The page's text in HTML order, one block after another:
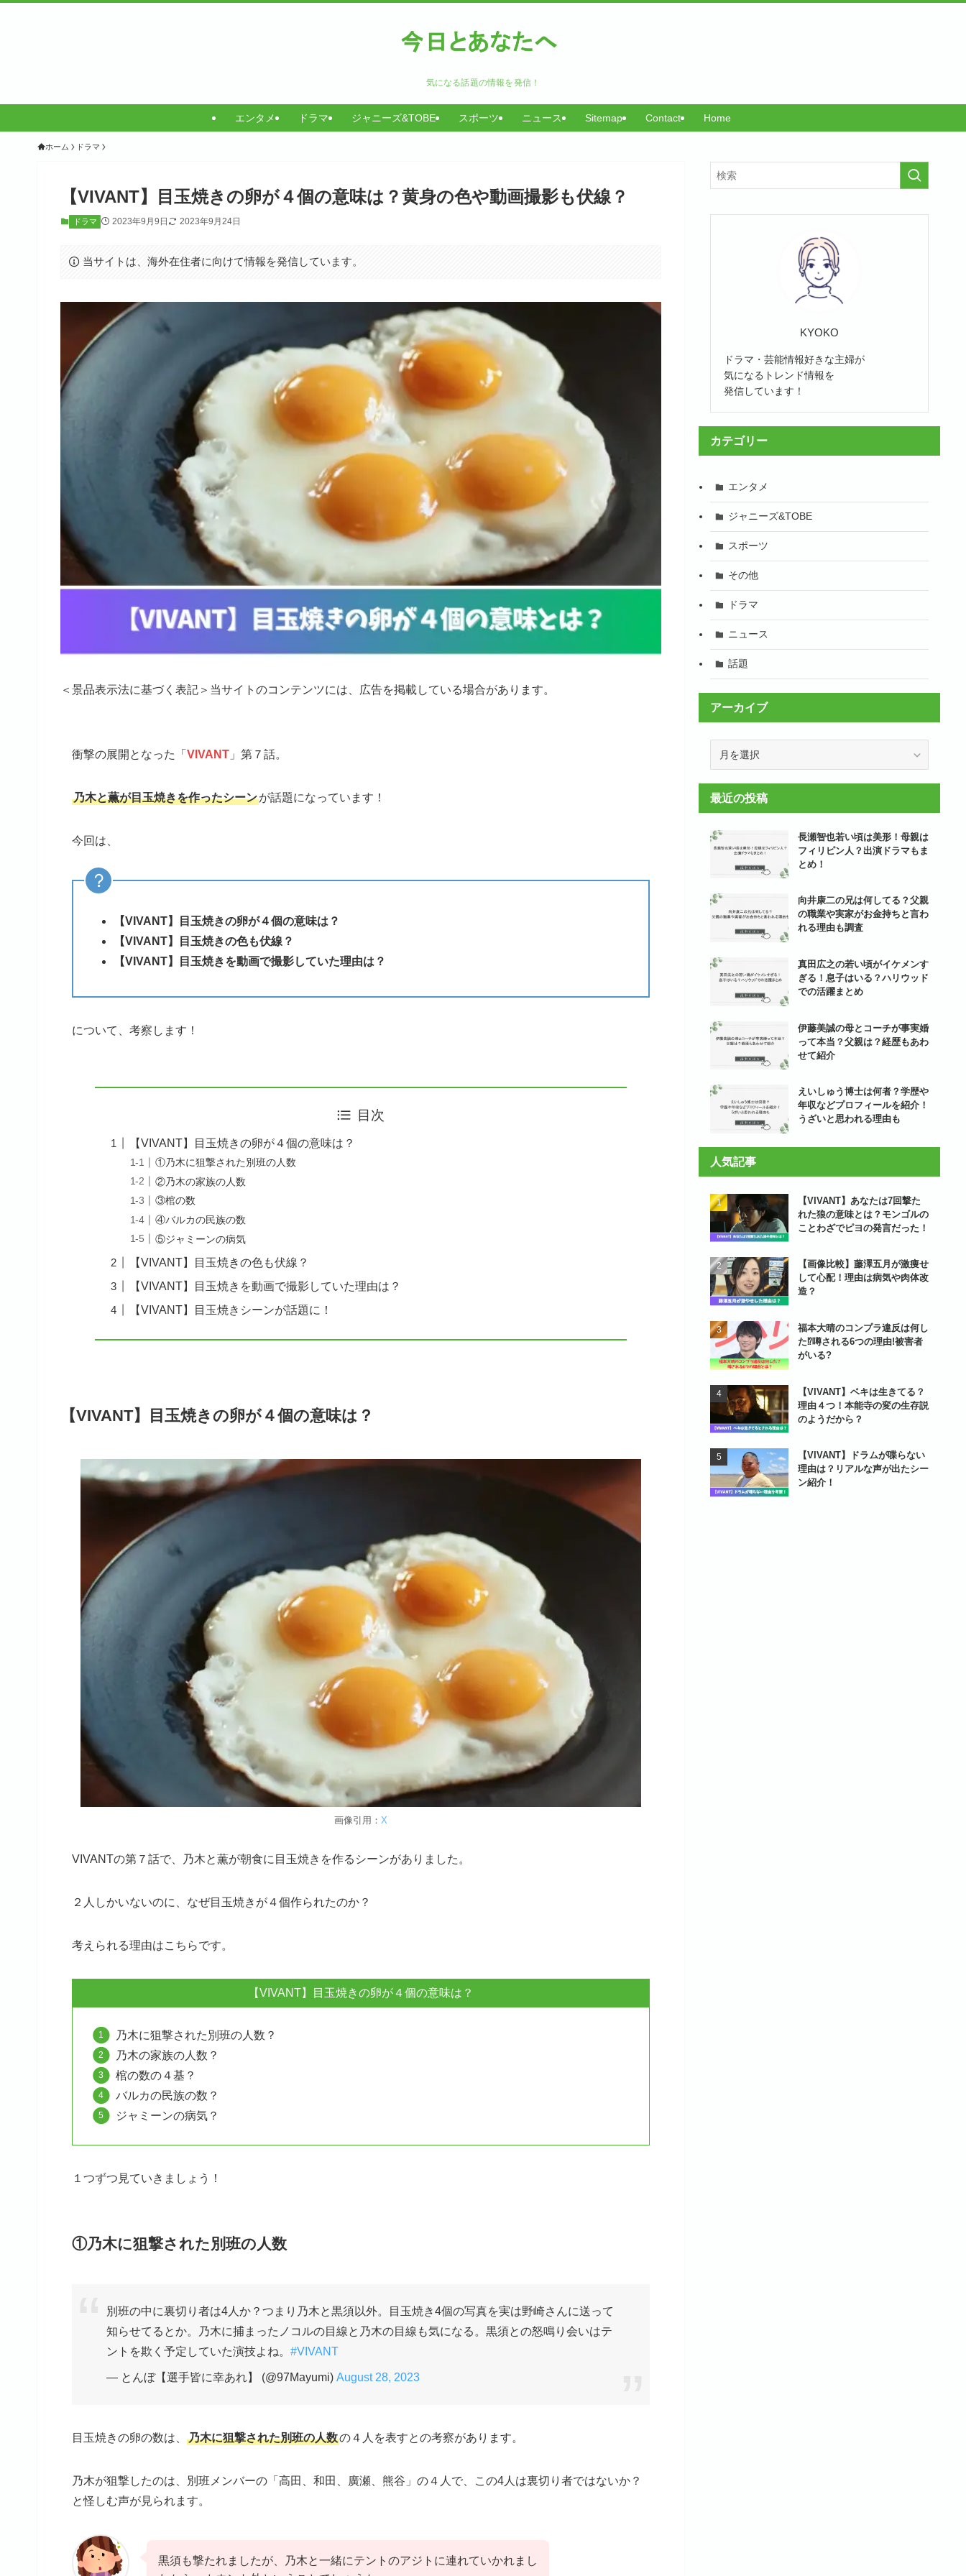
気になる話題の情報を発信！
エンタメ ドラマ ジャニーズ&TOBE スポーツ ニュース Sitemap Contact Home
ホーム ドラマ
【VIVANT】目玉焼きの卵が４個の意味は？黄身の色や動画撮影も伏線？
ドラマ 2023年9月9日 2023年9月24日
当サイトは、海外在住者に向けて情報を発信しています。
＜景品表示法に基づく表記＞当サイトのコンテンツには、広告を掲載している場合があります。
衝撃の展開となった「 VIVANT 」第７話。
乃木と薫が目玉焼きを作ったシーンが話題になっています！
今回は、
【VIVANT】目玉焼きの卵が４個の意味は？
【VIVANT】目玉焼きの色も伏線？
【VIVANT】目玉焼きを動画で撮影していた理由は？
について、考察します！
目次
【VIVANT】目玉焼きの卵が４個の意味は？
①乃木に狙撃された別班の人数
②乃木の家族の人数
③棺の数
④バルカの民族の数
⑤ジャミーンの病気
【VIVANT】目玉焼きの色も伏線？
【VIVANT】目玉焼きを動画で撮影していた理由は？
【VIVANT】目玉焼きシーンが話題に！
【VIVANT】目玉焼きの卵が４個の意味は？
画像引用： X
VIVANTの第７話で、乃木と薫が朝食に目玉焼きを作るシーンがありました。
２人しかいないのに、なぜ目玉焼きが４個作られたのか？
考えられる理由はこちらです。
【VIVANT】目玉焼きの卵が４個の意味は？
乃木に狙撃された別班の人数？
乃木の家族の人数？
棺の数の４基？
バルカの民族の数？
ジャミーンの病気？
１つずつ見ていきましょう！
①乃木に狙撃された別班の人数
別班の中に裏切り者は4人か？つまり乃木と黒須以外。目玉焼き4個の写真を実は野崎さんに送って
知らせてるとか。乃木に捕まったノコルの目線と乃木の目線も気になる。黒須との怒鳴り会いはテ
ントを欺く予定していた演技よね。 #VIVANT
— とんぼ【選手皆に幸あれ】 (@97Mayumi) August 28, 2023
目玉焼きの卵の数は、 乃木に狙撃された別班の人数の４人を表すとの考察があります。
乃木が狙撃したのは、別班メンバーの「高田、和田、廣瀬、熊谷」の４人で、この4人は裏切り者ではないか？
と怪しむ声が見られます。
黒須も撃たれましたが、乃木と一緒にテントのアジトに連れていかれまし
KYOKO
ドラマ・芸能情報好きな主婦が
気になるトレンド情報を
発信しています！
カテゴリー
エンタメ
ジャニーズ&TOBE
スポーツ
その他
ドラマ
ニュース
話題
アーカイブ
イ
最近の投稿
長瀬智也若い頃は美形！母親は
フィリピン人？出演ドラマもま
とめ！
向井康二の兄は何してる？父親
の職業や実家がお金持ちと言わ
れる理由も調査
真田広之の若い頃がイケメンす
ぎる！息子はいる？ハリウッド
での活躍まとめ
伊藤美誠の母とコーチが事実婚
って本当？父親は？経歴もあわ
せて紹介
えいしゅう博士は何者？学歴や
年収などプロフィールを紹介！
うざいと思われる理由も
人気記事
【VIVANT】あなたは7回撃た
れた狼の意味とは？モンゴルの
ことわざでピヨの発言だった！
【画像比較】藤澤五月が激痩せ
して心配！理由は病気や肉体改
造？
福本大晴のコンプラ違反は何し
た⁉噂される6つの理由!被害者
がいる?
【VIVANT】ベキは生きてる？
理由４つ！本能寺の変の生存説
のようだから？
【VIVANT】ドラムが喋らない
理由は？リアルな声が出たシー
ン紹介！